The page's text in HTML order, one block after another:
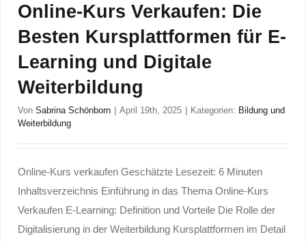
Online-Kurs Verkaufen: Die
Besten Kursplattformen für E-
Learning und Digitale
Weiterbildung
Von Sabrina Schönborn April 19th, 2025 Kategorien: Bildung und
Weiterbildung
Online-Kurs verkaufen Geschätzte Lesezeit: 6 Minuten
Inhaltsverzeichnis Einführung in das Thema Online-Kurs
Verkaufen E-Learning: Definition und Vorteile Die Rolle der
Digitalisierung in der Weiterbildung Kursplattformen im Detail